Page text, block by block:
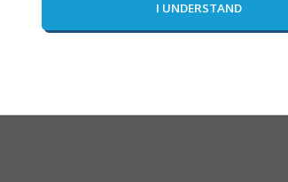
Poništi POSTAVI